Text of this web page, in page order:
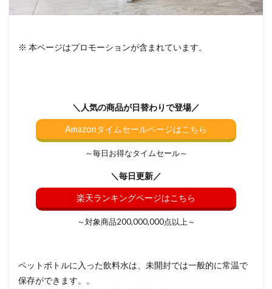
※ 本ページはプロモーションが含まれています。
＼人気の商品が日替わりで登場／
Amazonタイムセールページはこちら
～毎日お得なタイムセール～
＼毎日更新／
楽天ランキングページはこちら
～対象商品200,000,000点以上～
ペットボトルに入った飲料水は、未開封では一般的に常温で
保存ができます。。